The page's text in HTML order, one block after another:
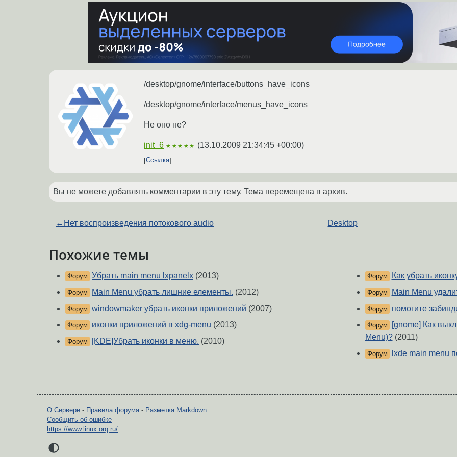
/desktop/gnome/interface/buttons_have_icons
/desktop/gnome/interface/menus_have_icons
Не оно не?
init_6 ★★★★★ (13.10.2009 21:34:45 +00:00)
Ссылка
Вы не можете добавлять комментарии в эту тему. Тема перемещена в архив.
← Нет воспроизведения потокового audio Desktop
Похожие темы
Форум Убрать main menu lxpanelx (2013)
Форум Main Menu убрать лишние елементы. (2012)
Форум windowmaker убрать иконки приложений (2007)
Форум иконки приложений в xdg-menu (2013)
Форум [KDE]Убрать иконки в меню. (2010)
Форум Как убрать
Форум Main Menu
Форум помогите
Форум
[gnome] Как
Menu)?(2011)
Форум lxde main menu
О Сервере - Правила форума- Разметка Markdown
Сообщить об ошибке
https://www.linux.org.ru/